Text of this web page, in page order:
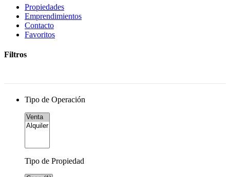
Propiedades
Emprendimientos
Contacto
Favoritos
Filtros
Tipo de Operación
Tipo de Propiedad